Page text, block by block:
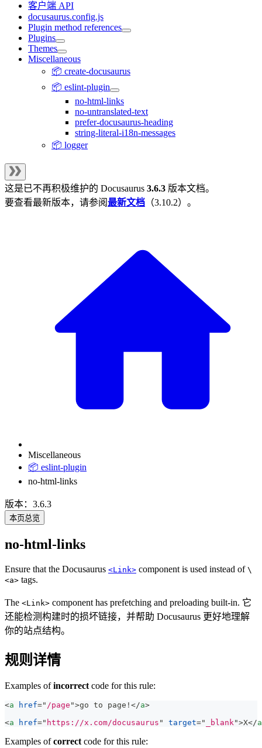
客户端 API
docusaurus.config.js
Plugin method references
Plugins
Themes
Miscellaneous
📦 create-docusaurus
📦 eslint-plugin
no-html-links
no-untranslated-text
prefer-docusaurus-heading
string-literal-i18n-messages
📦 logger
这是已不再积极维护的 Docusaurus 3.6.3 版本文档。
要查看最新版本，请参阅最新文档 （3.10.2）。
Miscellaneous
📦 eslint-plugin
no-html-links
版本：3.6.3
本页总览
no-html-links
Ensure that the Docusaurus <Link> component is used instead of \
<a> tags.
The <Link> component has prefetching and preloading built-in. 它
还能检测构建时的损坏链接，并帮助 Docusaurus 更好地理解
你的站点结构。
规则详情
Examples ofincorrect code for this rule:
<a href=" /page ">go to page! </a>
<a href=" https://x.com/docusaurus " target=" _blank ">X</a
Examples ofcorrect code for this rule: